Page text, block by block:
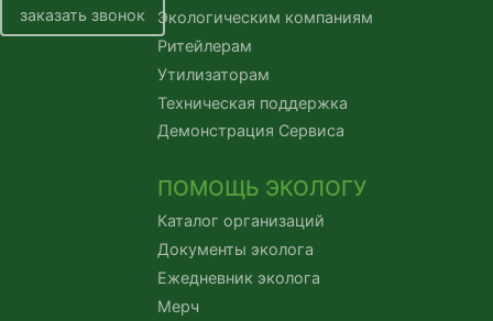
заказать звонок
Экологическим компаниям
Ритейлерам
Утилизаторам
Техническая поддержка
Демонстрация Сервиса
ПОМОЩЬ ЭКОЛОГУ
Каталог организаций
Документы эколога
Ежедневник эколога
Мерч